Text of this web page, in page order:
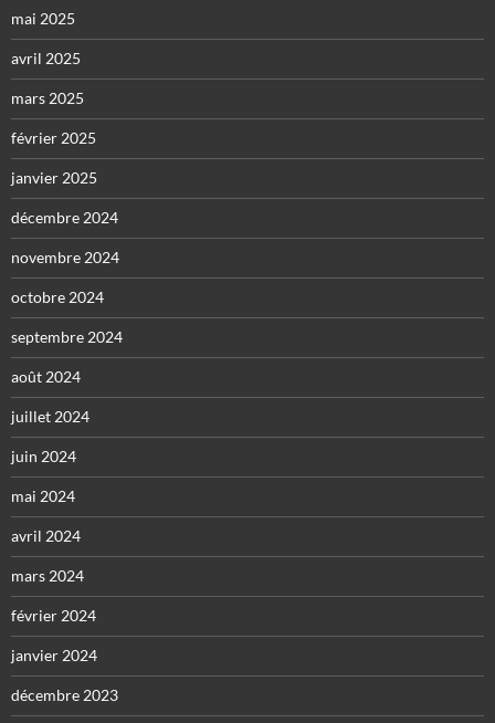
mai 2025
avril 2025
mars 2025
février 2025
janvier 2025
décembre 2024
novembre 2024
octobre 2024
septembre 2024
août 2024
juillet 2024
juin 2024
mai 2024
avril 2024
mars 2024
février 2024
janvier 2024
décembre 2023